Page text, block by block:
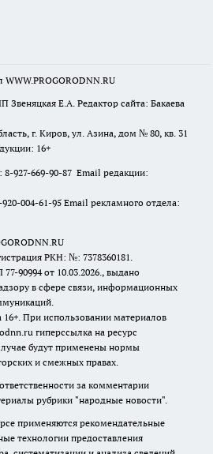
Е.А. Редактор сайта: Бакаева
г. Киров, ул. Азина, дом № 80, кв. 31
16+
927-669-90-87 Email редакции:
004-61-95 Email рекламного отдела:
РКН: №: 7378360181.
90994 от 10.03.2026., выдано
в сфере связи, информационных
16+. При использовании материалов
гиперссылка на ресурс
будут применены нормы
и смежных правах.
за комментарии
рубрики "народные новости".
применяются рекомендательные
технологии предоставления